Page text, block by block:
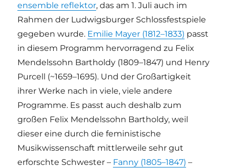
ensemble reflektor, das am 1. Juli auch im
Rahmen der Ludwigsburger Schlossfestspiele
gegeben wurde. Emilie Mayer (1812–1833) passt
in diesem Programm hervorragend zu Felix
Mendelssohn Bartholdy (1809–1847) und Henry
Purcell (~1659–1695). Und der Großartigkeit
ihrer Werke nach in viele, viele andere
Programme. Es passt auch deshalb zum
großen Felix Mendelssohn Bartholdy, weil
dieser eine durch die feministische
Musikwissenschaft mittlerweile sehr gut
erforschte Schwester – Fanny (1805–1847) –